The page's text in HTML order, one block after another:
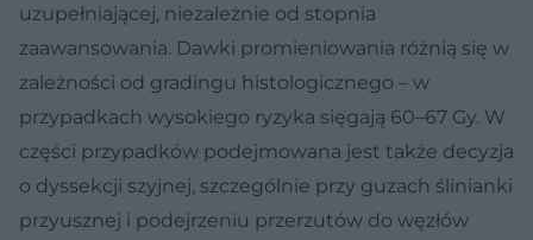
uzupełniającej, niezależnie od stopnia
zaawansowania. Dawki promieniowania różnią się w
zależności od gradingu histologicznego – w
przypadkach wysokiego ryzyka sięgają 60–67 Gy. W
części przypadków podejmowana jest także decyzja
o dyssekcji szyjnej, szczególnie przy guzach ślinianki
przyusznej i podejrzeniu przerzutów do węzłów